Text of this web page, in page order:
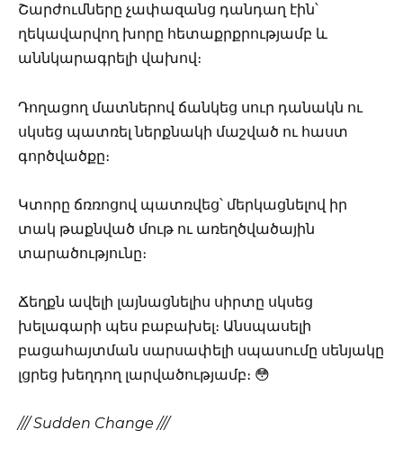
Շարժումները չափազանց դանդաղ էին՝
ղեկավարվող խորը հետաքրքրությամբ և
աննկարագրելի վախով։
Դողացող մատներով ճանկեց սուր դանակն ու
սկսեց պատռել ներքնակի մաշված ու հաստ
գործվածքը։
Կտորը ճռռոցով պատռվեց՝ մերկացնելով իր
տակ թաքնված մութ ու առեղծվածային
տարածությունը։
Ճեղքն ավելի լայնացնելիս սիրտը սկսեց
խելագարի պես բաբախել։ Անսպասելի
բացահայտման սարսափելի սպասումը սենյակը
լցրեց խեղդող լարվածությամբ։ 😳
/// Sudden Change ///